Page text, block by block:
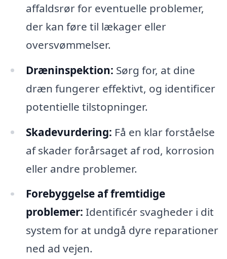
affaldsrør for eventuelle problemer,
der kan føre til lækager eller
oversvømmelser.
Dræninspektion: Sørg for, at dine
dræn fungerer effektivt, og identificer
potentielle tilstopninger.
Skadevurdering: Få en klar forståelse
af skader forårsaget af rod, korrosion
eller andre problemer.
Forebyggelse af fremtidige
problemer: Identificér svagheder i dit
system for at undgå dyre reparationer
ned ad vejen.